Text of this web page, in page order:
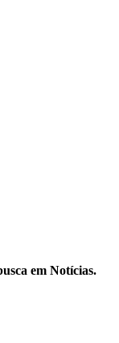
em Notícias.